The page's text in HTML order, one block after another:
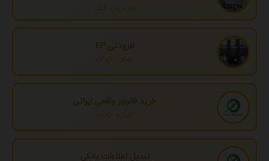
مازندران، آمل
افزودنی EP
تهران، تهران
خرید فالوور واقعی ایرانی
تهران، تهران
تبدیل اطلاعات بانکی